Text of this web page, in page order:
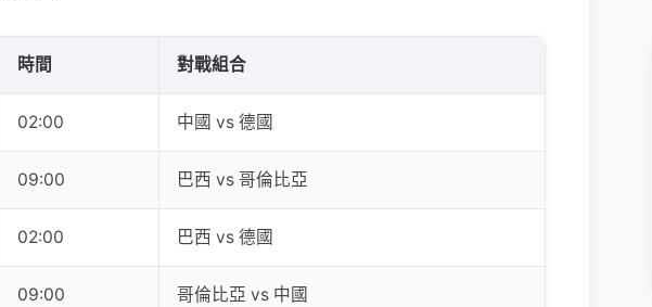
時間 對戰組合
02:00 中國 vs 德國
09:00 巴西 vs 哥倫比亞
02:00 巴西 vs 德國
09:00 哥倫比亞 vs 中國